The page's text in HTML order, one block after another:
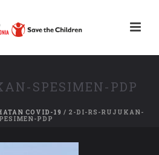
SPESIMEN-PDP
COVID-19 / 2-DI-RS-RUJUKAN-
PDP